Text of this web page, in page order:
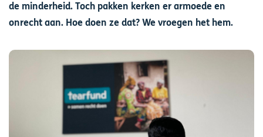
de minderheid. Toch pakken kerken er armoede en
onrecht aan. Hoe doen ze dat? We vroegen het hem.
Afbeelding